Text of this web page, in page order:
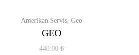
Amerikan Servis Geo
GEO
440.00 ₺